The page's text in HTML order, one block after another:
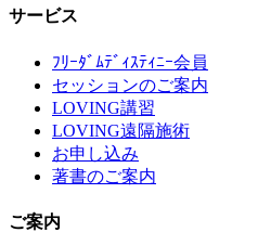
サービス
ﾌﾘｰﾀﾞﾑﾃﾞｨｽﾃｨﾆｰ会員
セッションのご案内
LOVING講習
LOVING遠隔施術
お申し込み
著書のご案内
ご案内